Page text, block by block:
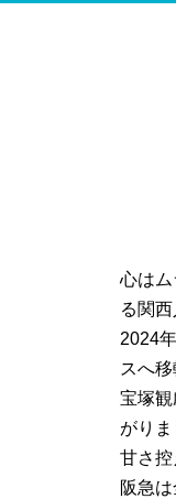
心は
る関
2024
スへ移
宝塚
がり
甘さ
阪急